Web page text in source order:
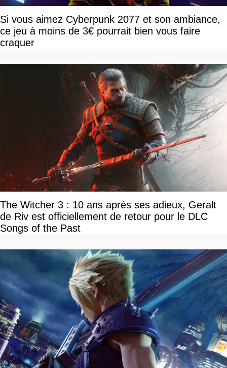
Si vous aimez Cyberpunk 2077 et son ambiance,
ce jeu à moins de 3€ pourrait bien vous faire
craquer
The Witcher 3 : 10 ans après ses adieux, Geralt
de Riv est officiellement de retour pour le DLC
Songs of the Past